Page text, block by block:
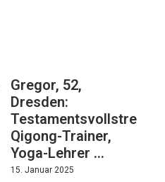
Gregor, 52,
Dresden:
Qigong-Trainer,
Yoga-Lehrer …
15. Januar 2025